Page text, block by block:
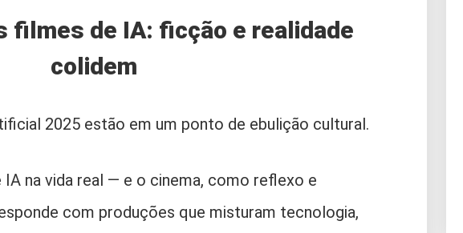
filmes de IA: ficção e realidade
colidem
2025 estão em um ponto de ebulição cultural.
na vida real — e o cinema, como reflexo e
com produções que misturam tecnologia,